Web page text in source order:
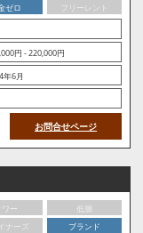
ゼロ
フリーレント
円 - 220,000円
年6月
お問合せページ
ワー
低層
ナーズ
ブランド